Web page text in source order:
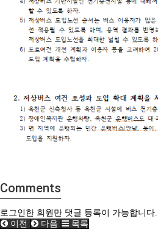
Comments
로그인한 회원만 댓글 등록이 가능합니다.
이전
다음 목록